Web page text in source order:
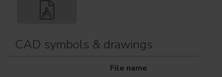
CAD symbols & drawings
File name